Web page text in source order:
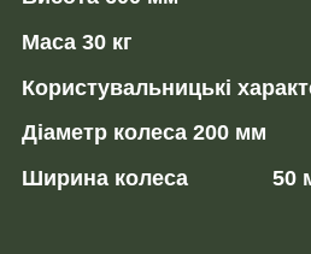
Маса 30 кг
Користувальницькі
Діаметр колеса 200 мм
Ширина колеса 50